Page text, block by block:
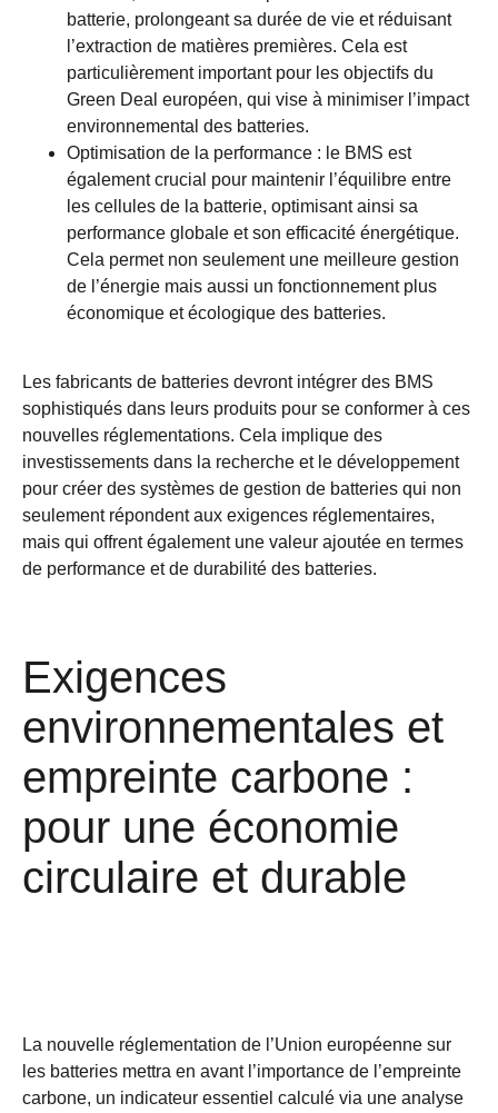
batterie, prolongeant sa durée de vie et réduisant
l’extraction de matières premières. Cela est
particulièrement important pour les objectifs du
Green Deal européen, qui vise à minimiser l’impact
environnemental des batteries.
Optimisation de la performance : le BMS est
également crucial pour maintenir l’équilibre entre
les cellules de la batterie, optimisant ainsi sa
performance globale et son efficacité énergétique.
Cela permet non seulement une meilleure gestion
de l’énergie mais aussi un fonctionnement plus
économique et écologique des batteries.
Les fabricants de batteries devront intégrer des BMS
sophistiqués dans leurs produits pour se conformer à ces
nouvelles réglementations. Cela implique des
investissements dans la recherche et le développement
pour créer des systèmes de gestion de batteries qui non
seulement répondent aux exigences réglementaires,
mais qui offrent également une valeur ajoutée en termes
de performance et de durabilité des batteries.
Exigences
environnementales et
empreinte carbone :
pour une économie
circulaire et durable
La nouvelle réglementation de l’Union européenne sur
les batteries mettra en avant l’importance de l’empreinte
carbone, un indicateur essentiel calculé via une analyse